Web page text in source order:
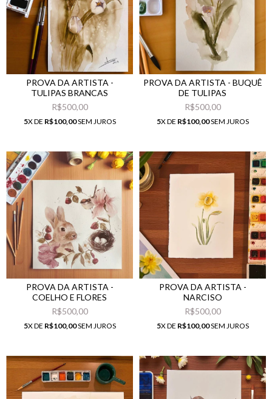
PROVA DA ARTISTA -
TULIPAS BRANCAS
R$500,00
5X DE R$100,00SEM JUROS
PROVA DA ARTISTA - BUQUÊ
DE TULIPAS
R$500,00
5X DE R$100,00SEM JUROS
PROVA DA ARTISTA -
COELHO E FLORES
R$500,00
5X DE R$100,00SEM JUROS
PROVA DA ARTISTA -
NARCISO
R$500,00
5X DE R$100,00SEM JUROS